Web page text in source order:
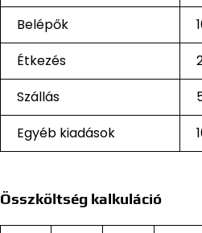
Belépők
Étkezés
Szállás
Egyéb kiadások
Összköltség kalkuláció